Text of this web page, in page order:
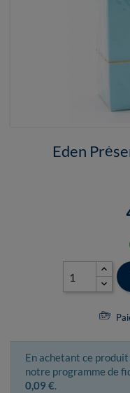
Eden
En achetant ce
notre programme de
0,09 €.